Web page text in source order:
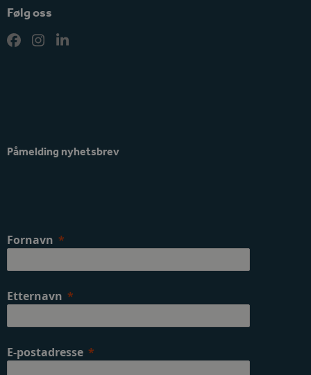
Følg oss
Facebook
Instagram
LinkedIn
Påmelding nyhetsbrev
Fornavn
Etternavn
E-postadresse